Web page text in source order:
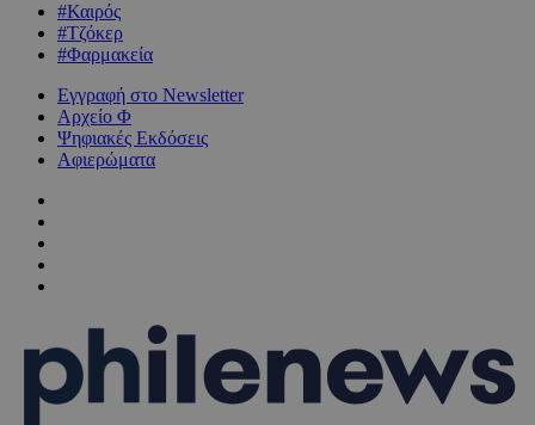
#Καιρός
#Τζόκερ
#Φαρμακεία
Εγγραφή στο Newsletter
Αρχείο Φ
Ψηφιακές Εκδόσεις
Αφιερώματα